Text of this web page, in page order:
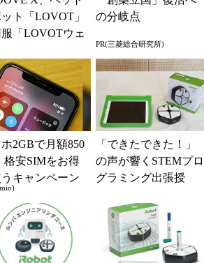
ト「LOVOT」
「LOVOTウェ
の分岐点
PR(三菱総合研究所)
2GBで月額850
格安SIMをお得
キャンペーン
！
「できたできた！」
の声が響くSTEMプロ
グラミング出張授
ャパンの場合